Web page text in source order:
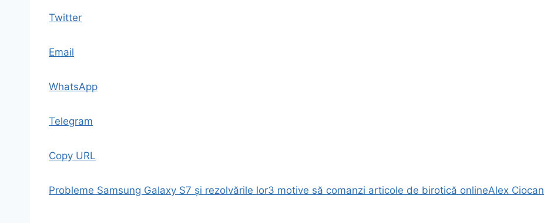
Twitter
Email
WhatsApp
Telegram
Copy URL
Probleme Samsung Galaxy S7 și rezolvările lor3 motive să comanzi articole de birotică onlineAlex Ciocan